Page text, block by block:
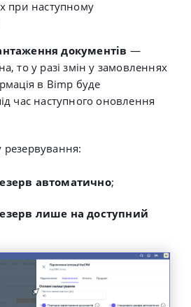
при наступному
документів —
то у разі змін у замовленнях
в Bimp буде
час наступного оновлення
резервування:
автоматично;
лише на доступний